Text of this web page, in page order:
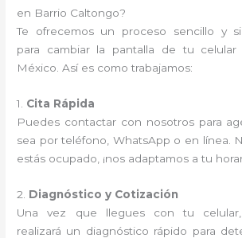
en Barrio Caltongo?
Te ofrecemos un proceso sencillo y
para cambiar la pantalla de tu
México. Así es como trabajamos:
1. Cita Rápida
Puedes contactar con nosotros para
sea por teléfono, WhatsApp o en línea.
estás ocupado, ¡nos adaptamos a tu
2. Diagnóstico y Cotización
Una vez que llegues con tu
realizará un diagnóstico rápido para